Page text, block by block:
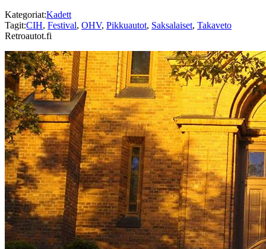
Kategoriat:Kadett
Tagit:CIH, Festival, OHV, Pikkuautot, Saksalaiset, Takaveto
Retroautot.fi